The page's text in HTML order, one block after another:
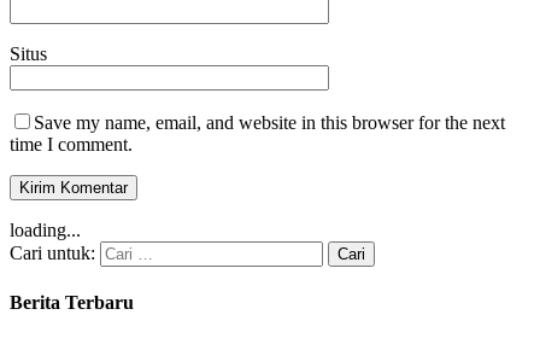
Situs
Save my name, email, and website in this browser for the next
time I comment.
loading...
Cari untuk:
Berita Terbaru